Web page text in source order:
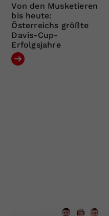
Von den Musketieren
bis heute:
Österreichs größte
Davis-Cup-
Erfolgsjahre